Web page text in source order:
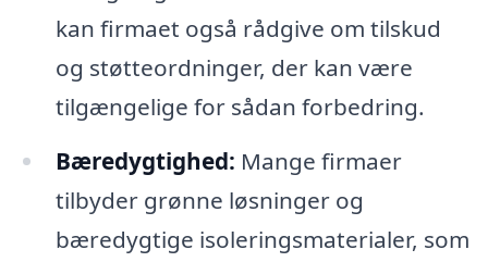
kan firmaet også rådgive om tilskud
og støtteordninger, der kan være
tilgængelige for sådan forbedring.
Bæredygtighed: Mange firmaer
tilbyder grønne løsninger og
bæredygtige isoleringsmaterialer, som